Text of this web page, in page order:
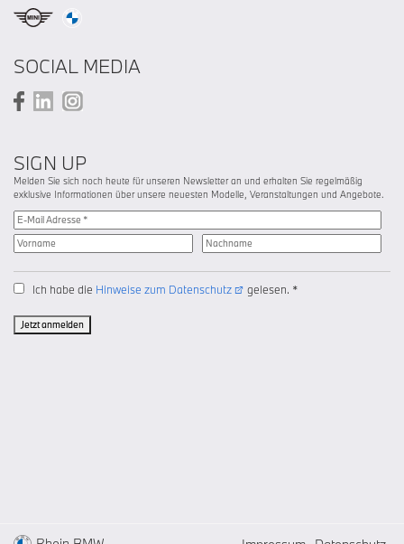
SOCIAL MEDIA
SIGN UP
Melden Sie sich noch heute für unseren Newsletter an und erhalten Sie regelmäßig
exklusive Informationen über unsere neuesten Modelle, Veranstaltungen und Angebote.
Ich habe die Hinweise zum Datenschutz gelesen. *
Jetzt anmelden